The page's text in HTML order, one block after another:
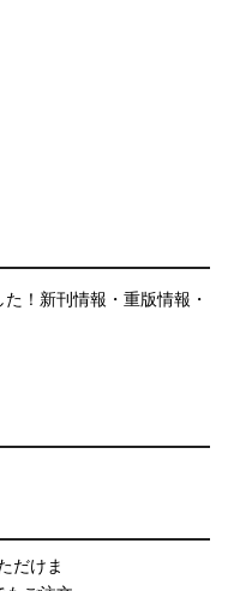
！新刊情報・重版情報・
だけま